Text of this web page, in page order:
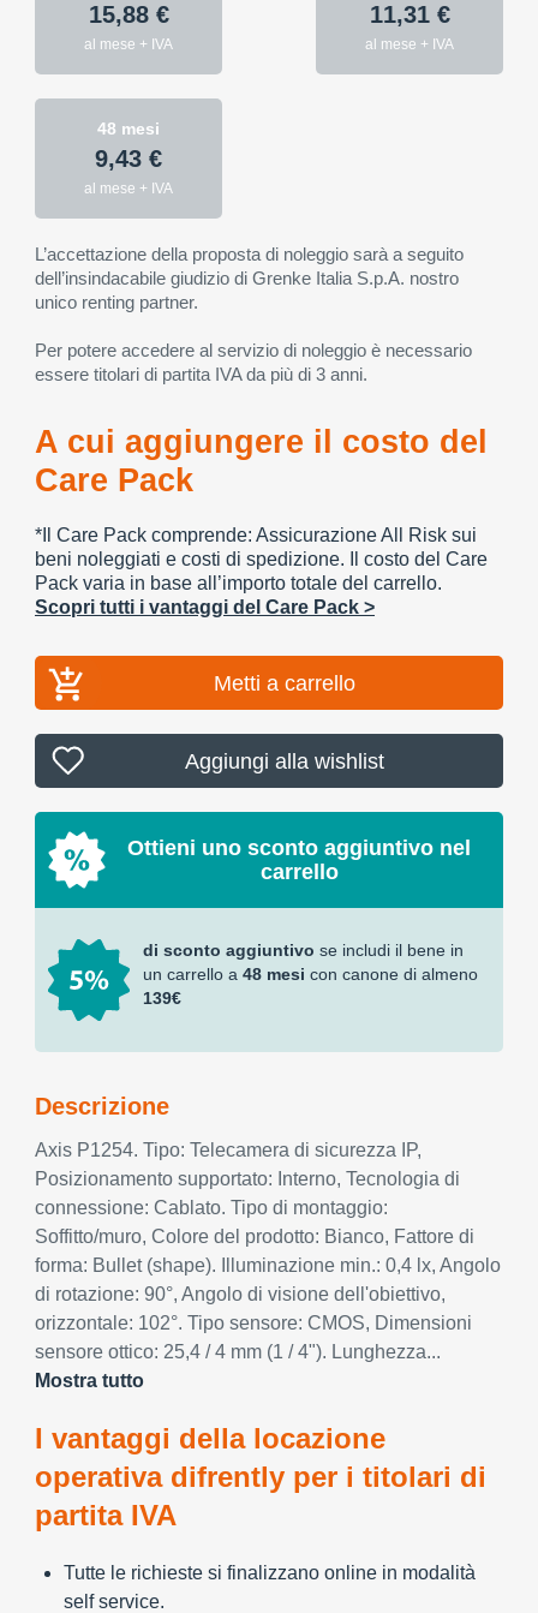
15,88 €
al mese + IVA
11,31 €
al mese + IVA
48 mesi
9,43 €
al mese + IVA
L’accettazione della proposta di noleggio sarà a seguito
dell’insindacabile giudizio di Grenke Italia S.p.A. nostro
unico renting partner.
Per potere accedere al servizio di noleggio è necessario
essere titolari di partita IVA da più di 3 anni.
A cui aggiungere il costo del
Care Pack
*Il Care Pack comprende: Assicurazione All Risk sui
beni noleggiati e costi di spedizione. Il costo del Care
Pack varia in base all’importo totale del carrello.
Scopri tutti i vantaggi del Care Pack >
Metti a carrello
Aggiungi alla wishlist
Ottieni uno sconto aggiuntivo nel
carrello
di sconto aggiuntivo se includi il bene in
un carrello a 48 mesi con canone di almeno
139€
Descrizione
Axis P1254. Tipo: Telecamera di sicurezza IP,
Posizionamento supportato: Interno, Tecnologia di
connessione: Cablato. Tipo di montaggio:
Soffitto/muro, Colore del prodotto: Bianco, Fattore di
forma: Bullet (shape). Illuminazione min.: 0,4 lx, Angolo
di rotazione: 90°, Angolo di visione dell'obiettivo,
orizzontale: 102°. Tipo sensore: CMOS, Dimensioni
sensore ottico: 25,4 / 4 mm (1 / 4"). Lunghezza...
Mostra tutto
I vantaggi della locazione
operativa difrently per i titolari di
partita IVA
Tutte le richieste si finalizzano online in modalità
self service.